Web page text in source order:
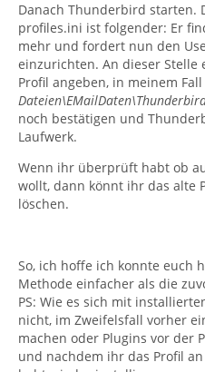
Danach Thunderbird starten.
profiles.ini ist folgender: Er
mehr und fordert nun den
einzurichten. An dieser Stelle
Profil angeben, in meinem
noch bestätigen und
Laufwerk.
Wenn ihr überprüft habt ob
wollt, dann könnt ihr das alte
löschen.
So, ich hoffe ich konnte euch
Methode einfacher als die
PS: Wie es sich mit
nicht, im Zweifelsfall vorher
machen oder Plugins vor der
und nachdem ihr das Profil